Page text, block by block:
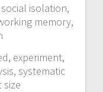
isolation,
memory,
experiment,
systematic
size